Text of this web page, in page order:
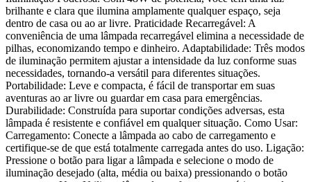
brilhante e clara que ilumina amplamente qualquer espaço, seja
dentro de casa ou ao ar livre. Praticidade Recarregável: A
conveniência de uma lâmpada recarregável elimina a necessidade de
pilhas, economizando tempo e dinheiro. Adaptabilidade: Três modos
de iluminação permitem ajustar a intensidade da luz conforme suas
necessidades, tornando-a versátil para diferentes situações.
Portabilidade: Leve e compacta, é fácil de transportar em suas
aventuras ao ar livre ou guardar em casa para emergências.
Durabilidade: Construída para suportar condições adversas, esta
lâmpada é resistente e confiável em qualquer situação. Como Usar:
Carregamento: Conecte a lâmpada ao cabo de carregamento e
certifique-se de que está totalmente carregada antes do uso. Ligação:
Pressione o botão para ligar a lâmpada e selecione o modo de
iluminação desejado (alta, média ou baixa) pressionando o botão